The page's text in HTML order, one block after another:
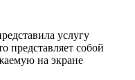
услугу
представляет собой
на экране